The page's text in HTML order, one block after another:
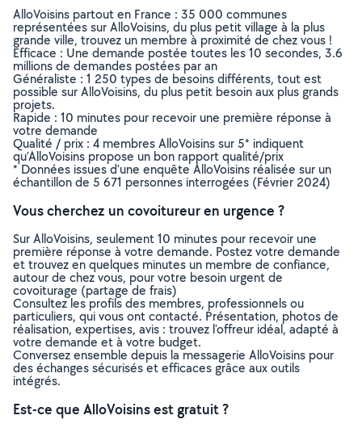
AlloVoisins partout en France : 35 000 communes
représentées sur AlloVoisins, du plus petit village à la plus
grande ville, trouvez un membre à proximité de chez vous !
Efficace : Une demande postée toutes les 10 secondes, 3.6
millions de demandes postées par an
Généraliste : 1 250 types de besoins différents, tout est
possible sur AlloVoisins, du plus petit besoin aux plus grands
projets.
Rapide : 10 minutes pour recevoir une première réponse à
votre demande
Qualité / prix : 4 membres AlloVoisins sur 5* indiquent
qu’AlloVoisins propose un bon rapport qualité/prix
* Données issues d’une enquête AlloVoisins réalisée sur un
échantillon de 5 671 personnes interrogées (Février 2024)
Vous cherchez un covoitureur en urgence ?
Sur AlloVoisins, seulement 10 minutes pour recevoir une
première réponse à votre demande. Postez votre demande
et trouvez en quelques minutes un membre de confiance,
autour de chez vous, pour votre besoin urgent de
covoiturage (partage de frais)
Consultez les profils des membres, professionnels ou
particuliers, qui vous ont contacté. Présentation, photos de
réalisation, expertises, avis : trouvez l'offreur idéal, adapté à
votre demande et à votre budget.
Conversez ensemble depuis la messagerie AlloVoisins pour
des échanges sécurisés et efficaces grâce aux outils
intégrés.
Est-ce que AlloVoisins est gratuit ?